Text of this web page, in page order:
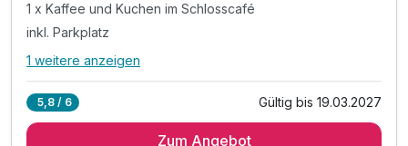
1 x Kaffee und Kuchen im Schlosscafé
inkl. Parkplatz
Alle Inklusivleistungen
2 x reichhaltiges Frühstück vom Buffet
1 weitere anzeigen
5,8 / 6 Gültig bis 19.03.2027
Zum Angebot